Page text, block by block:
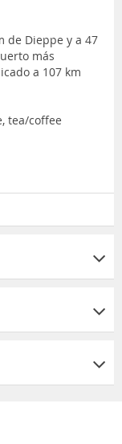
de Dieppe y a 47
más
a 107 km
tea/coffee